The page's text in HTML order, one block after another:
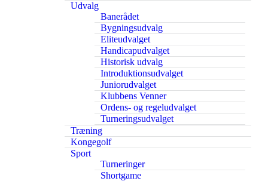
Udvalg
Banerådet
Bygningsudvalg
Eliteudvalget
Handicapudvalget
Historisk udvalg
Introduktionsudvalget
Juniorudvalget
Klubbens Venner
Ordens- og regeludvalget
Turneringsudvalget
Træning
Kongegolf
Sport
Turneringer
Shortgame